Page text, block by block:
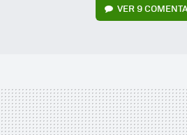
VER 9